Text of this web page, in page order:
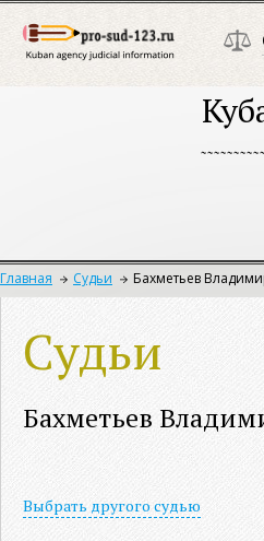
Главная Судьи Бахметьев
Судьи
Бахметьев
Выбрать другого судью